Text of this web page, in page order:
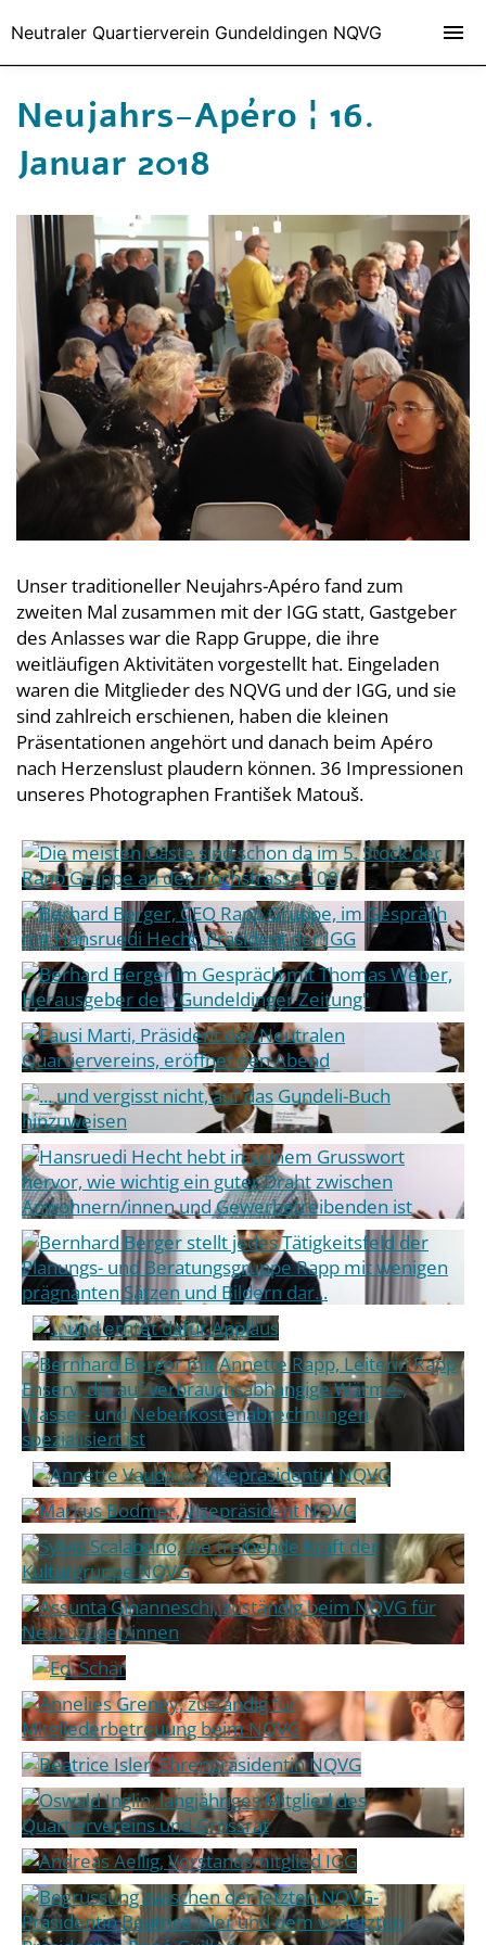
Neujahrs-Apéro ¦ 16.
Januar 2018
Unser traditioneller Neujahrs-Apéro fand zum
zweiten Mal zusammen mit der IGG statt, Gastgeber
des Anlasses war die Rapp Gruppe, die ihre
weitläufigen Aktivitäten vorgestellt hat. Eingeladen
waren die Mitglieder des NQVG und der IGG, und sie
sind zahlreich erschienen, haben die kleinen
Präsentationen angehört und danach beim Apéro
nach Herzenslust plaudern können. 36 Impressionen
unseres Photographen František Matouš.
Neutraler Quartierverein Gundeldingen NQVG